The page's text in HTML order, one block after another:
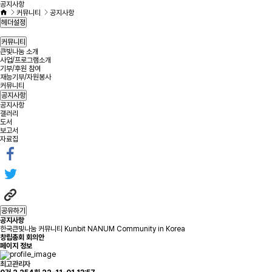
공지사항
커뮤니티
공지사항
헤더설정
커뮤니티
큰빛나눔 소개
사업/프로그램소개
기부/후원 참여
재능기부/자원봉사
커뮤니티
공지사항
공지사항
갤러리
도서
보고서
자료집
공유하기
공지사항
한국큰빛나눔 커뮤니티 Kunbit NANUM Community in Korea
창립총회 회의안
페이지 정보
최고관리자